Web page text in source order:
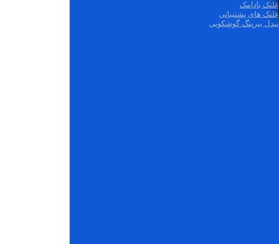
غلتک بادامک
غلتک های پشتیبانی
نیدل بیرینگ گوشکوبی